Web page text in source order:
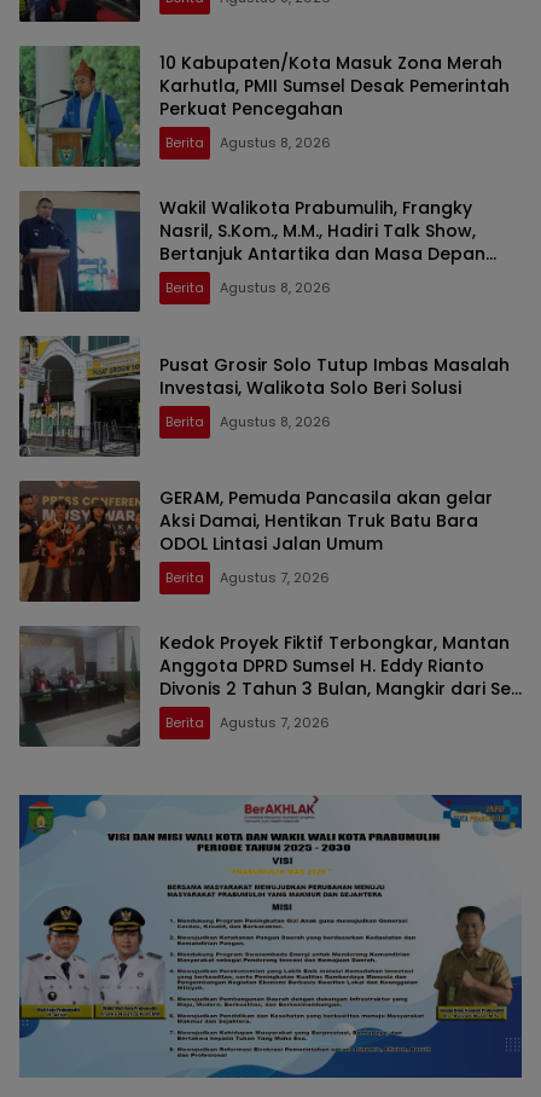
10 Kabupaten/Kota Masuk Zona Merah
Karhutla, PMII Sumsel Desak Pemerintah
Perkuat Pencegahan
Berita Agustus 8, 2026
Wakil Walikota Prabumulih, Frangky
Nasril, S.Kom., M.M., Hadiri Talk Show,
Bertanjuk Antartika dan Masa Depan
Bumi di SMAN 2 Prabumulih
Berita Agustus 8, 2026
Pusat Grosir Solo Tutup Imbas Masalah
Investasi, Walikota Solo Beri Solusi
Berita Agustus 8, 2026
GERAM, Pemuda Pancasila akan gelar
Aksi Damai, Hentikan Truk Batu Bara
ODOL Lintasi Jalan Umum
Berita Agustus 7, 2026
Kedok Proyek Fiktif Terbongkar, Mantan
Anggota DPRD Sumsel H. Eddy Rianto
Divonis 2 Tahun 3 Bulan, Mangkir dari Sel
Nyatakan Banding
Berita Agustus 7, 2026